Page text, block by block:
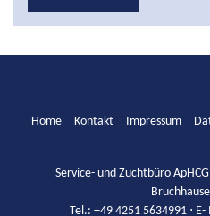
Home Kontakt Impressum
Service- und Zuchtbüro
Tel.: +49 4251 5634991 ⋅ E-